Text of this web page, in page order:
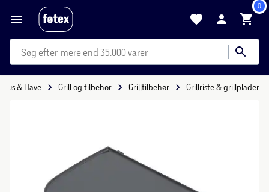
0
mere end 35.000 varer
Hus & Have Grill og tilbehør Grilltilbehør Grillriste & grillplader